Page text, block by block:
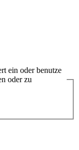
ein oder benutze
oder zu